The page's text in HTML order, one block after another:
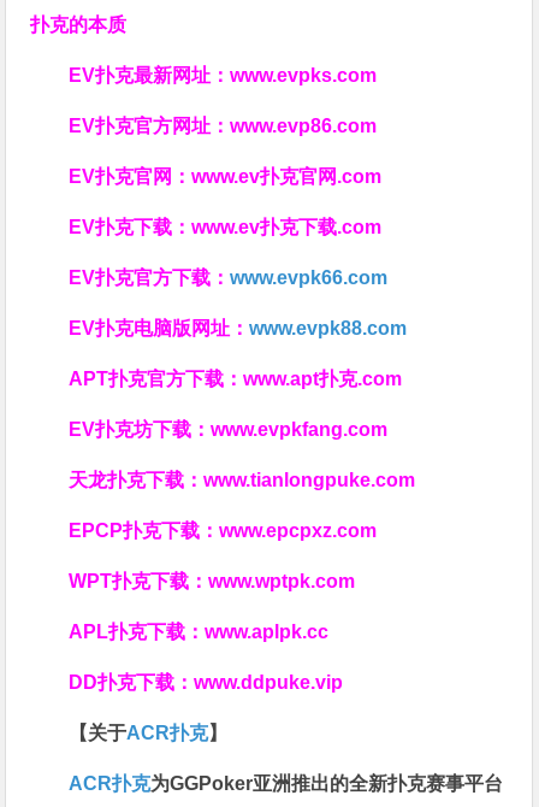
扑克的本质
EV扑克最新网址：www.evpks.com
EV扑克官方网址：www.evp86.com
EV扑克官网：www.ev扑克官网.com
EV扑克下载：www.ev扑克下载.com
EV扑克官方下载：www.evpk66.com
EV扑克电脑版网址：www.evpk88.com
APT扑克官方下载：www.apt扑克.com
EV扑克坊下载：www.evpkfang.com
天龙扑克下载：www.tianlongpuke.com
EPCP扑克下载：www.epcpxz.com
WPT扑克下载：www.wptpk.com
APL扑克下载：www.aplpk.cc
DD扑克下载：www.ddpuke.vip
【关于ACR扑克】
ACR扑克为GGPoker亚洲推出的全新扑克赛事平台